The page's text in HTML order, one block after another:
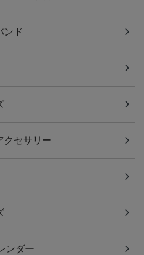
ンド
クセサリー
ンダー